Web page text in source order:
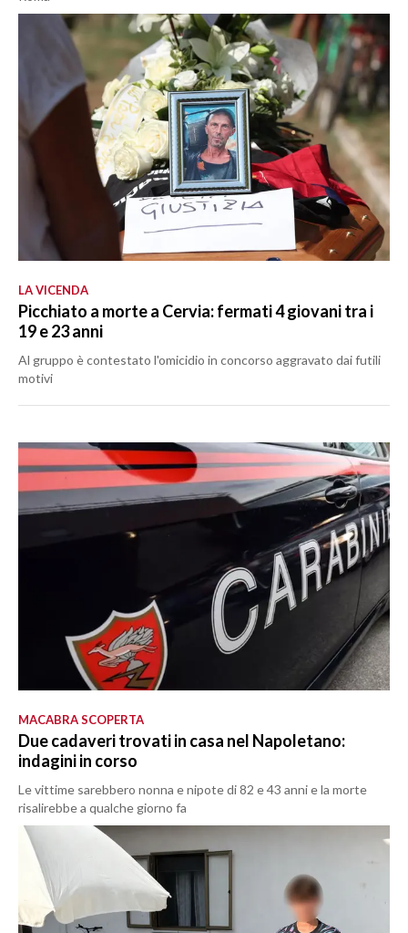
LA VICENDA
Picchiato a morte a Cervia: fermati 4 giovani tra i
19 e 23 anni
Al gruppo è contestato l'omicidio in concorso aggravato dai futili
motivi
MACABRA SCOPERTA
Due cadaveri trovati in casa nel Napoletano:
indagini in corso
Le vittime sarebbero nonna e nipote di 82 e 43 anni e la morte
risalirebbe a qualche giorno fa